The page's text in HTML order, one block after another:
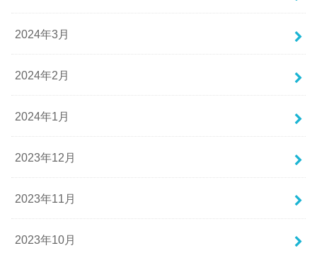
2024年3月
2024年2月
2024年1月
2023年12月
2023年11月
2023年10月